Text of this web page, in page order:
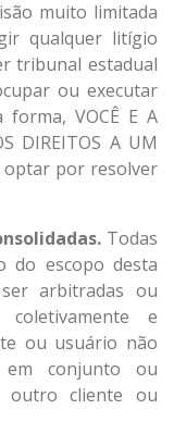
muito limitada
qualquer litígio
tribunal estadual
ou executar
VOCÊ E A
DIREITOS A UM
optar por resolver
Todas
do escopo desta
arbitradas ou
e
ou usuário não
conjunto ou
outro cliente ou